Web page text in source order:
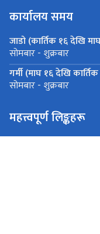
कार्यालय समय
जाडो (कार्तिक १६ देखि
सोमबार - शुक्रबार
गर्मी (माघ १६ देखि
सोमबार - शुक्रबार
महत्त्वपूर्ण लिङ्कहरू